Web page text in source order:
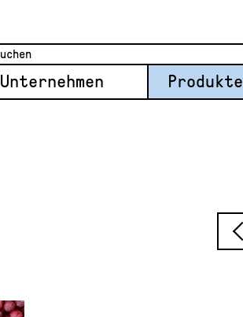
Unternehmen Produkte